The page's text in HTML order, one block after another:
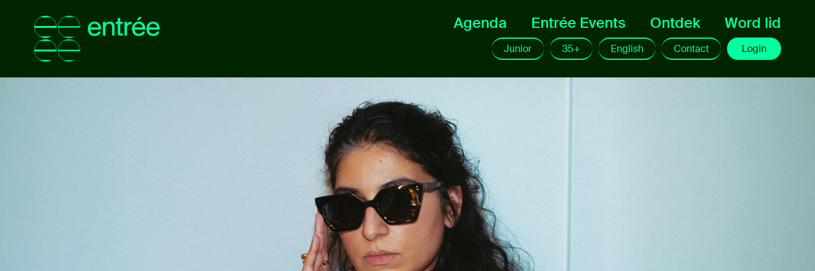
Agenda Entrée Events Ontdek Word lid
Junior 35+ English Contact Login